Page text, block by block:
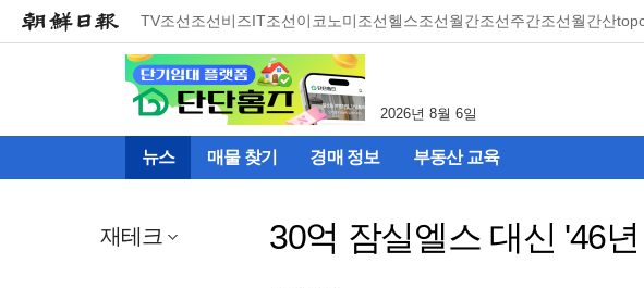
TV조선조선비즈IT조선이코노미조선헬스조선월간조선주간조선월간산
2026년 8월 6일
뉴스 매물 찾기 경매 정보 부동산 교육
재테크 30억 잠실엘스 대신 '46